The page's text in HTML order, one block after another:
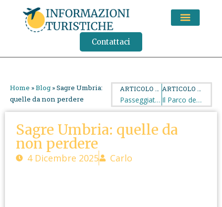
Contattaci
Home »Blog »Sagre Umbria:
quelle da non perdere
ARTICOLO PRECEDENTE
Passeggiate Valsassina: relax e avventura nel cuore delle Prealpi
ARTICOLO SUCCESSIVO
Il Parco degli Alberi Parlanti di Treviso
Sagre Umbria: quelle da
non perdere
4 Dicembre 2025 Carlo